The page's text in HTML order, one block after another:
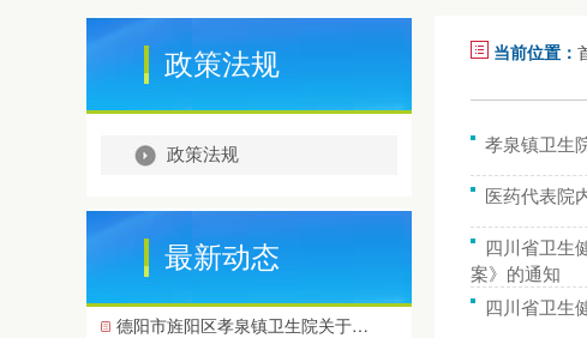
政策法规
政策法规
最新动态
德阳市旌阳区孝泉镇卫生院关于…
当前位置：
孝泉镇卫生
医药代表院
四川省卫生
案》的通知
四川省卫生